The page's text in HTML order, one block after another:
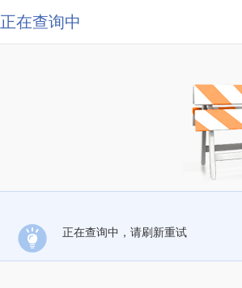
正在查询中
正在查询中，请刷新重试